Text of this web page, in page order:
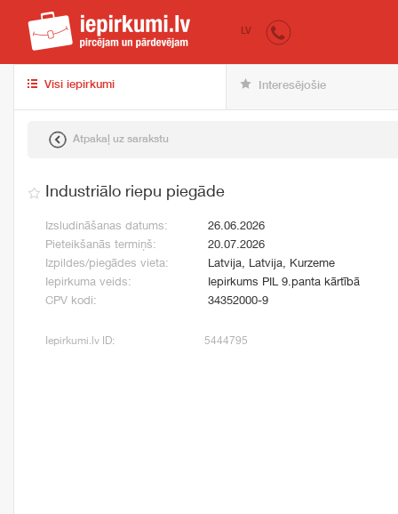
iepirkumi.lv
LV
Visi iepirkumi Interesējošie
Atpakaļ uz sarakstu
Industriālo riepu piegāde
Izsludināšanas datums:
26.06.2026
Pieteikšanās termiņš:
20.07.2026
Izpildes/piegādes vieta:
Latvija, Latvija, Kurzeme
Iepirkuma veids:
Iepirkums PIL 9.panta kārtībā
CPV kodi:
34352000-9
Iepirkumi.lv ID: 5444795